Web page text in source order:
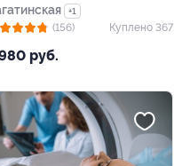
+1
руб.
(156) Куплено 367